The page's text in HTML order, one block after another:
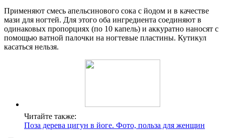
Применяют смесь апельсинового сока с йодом и в качестве
мази для ногтей. Для этого оба ингредиента соединяют в
одинаковых пропорциях (по 10 капель) и аккуратно наносят с
помощью ватной палочки на ногтевые пластины. Кутикул
касаться нельзя.
Читайте также:
Поза дерева цигун в йоге. Фото, польза для женщин